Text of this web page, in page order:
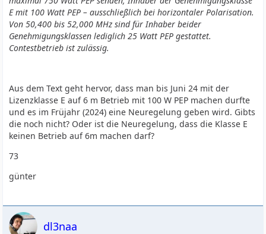
E mit 100 Watt PEP – ausschließlich bei horizontaler Polarisation.
Von 50,400 bis 52,000 MHz sind für Inhaber beider
Genehmigungsklassen lediglich 25 Watt PEP gestattet.
Contestbetrieb ist zulässig.
Aus dem Text geht hervor, dass man bis Juni 24 mit der
Lizenzklasse E auf 6 m Betrieb mit 100 W PEP machen durfte
und es im Früjahr (2024) eine Neuregelung geben wird. Gibts
die noch nicht? Oder ist die Neuregelung, dass die Klasse E
keinen Betrieb auf 6m machen darf?
73
günter
dl3naa